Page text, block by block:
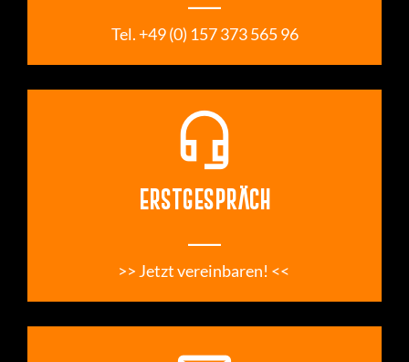
Tel. +49 (0) 157 373 565 96
headset_mic
ERSTGESPRÄCH
>> Jetzt vereinbaren! <<